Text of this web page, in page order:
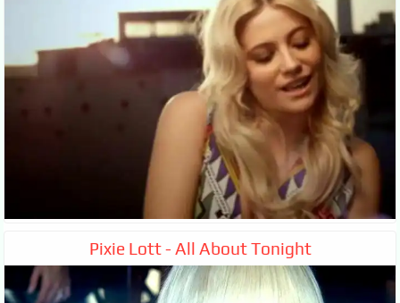
Pixie Lott - All About Tonight